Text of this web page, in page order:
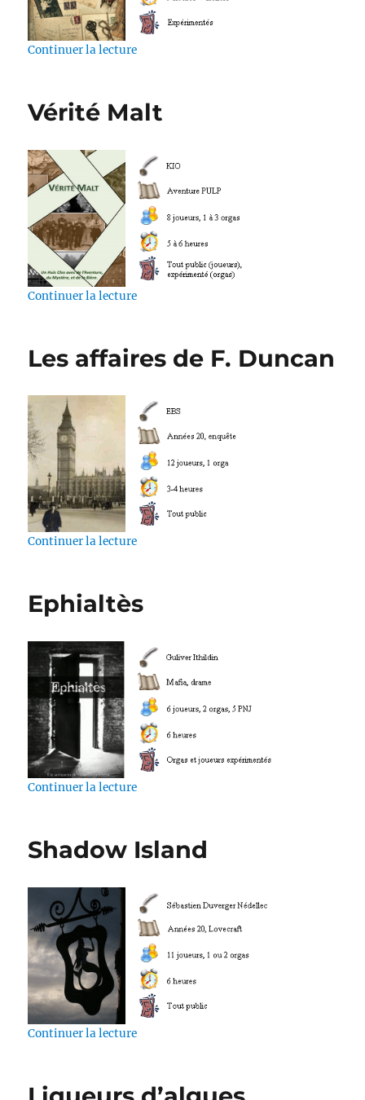
Continuer la lecturede « Carmen Chabardès »
Vérité Malt
Continuer la lecturede « Vérité Malt »
Les affaires de F. Duncan
Continuer la lecturede « Les affaires de F. Duncan »
Ephialtès
Continuer la lecturede « Ephialtès »
Shadow Island
Continuer la lecturede « Shadow Island »